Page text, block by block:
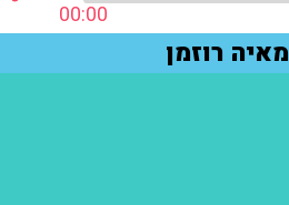
00:00
רוזמן